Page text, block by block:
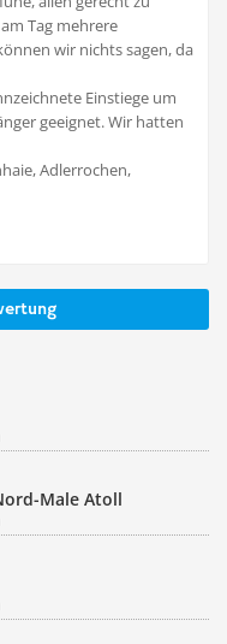
Tag mehrere
wir nichts sagen, da
Einstiege um
geeignet. Wir hatten
Adlerrochen,
Male Atoll